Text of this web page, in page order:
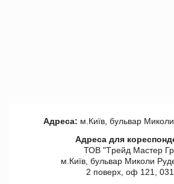
Адреса: м.Київ, бульвар
Адреса для
ТОВ "Tрейд Мастер
м.Київ, бульвар Миколи
2 поверх, оф 121,